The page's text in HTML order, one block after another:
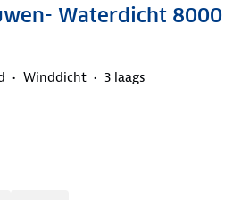
Waterdicht 8000
Winddicht 3 laags